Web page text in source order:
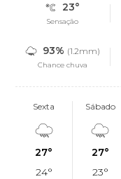
23°
Sensação
93% (1.2mm)
Chance chuva
Sexta
27°
24°
Sábado
27°
23°